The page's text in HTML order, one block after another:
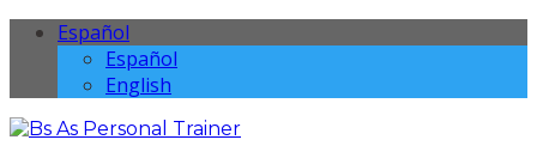
Español
Español
English